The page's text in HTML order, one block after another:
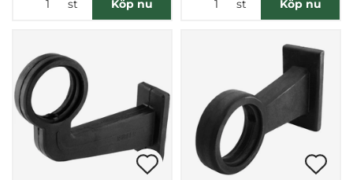
Dessa kan i sin tur kombinera informationen med annan
samlat in när du har använt deras tjänster.
Samtyckesval
Nödvändig
Inställningar
st Köp nu st Köp nu